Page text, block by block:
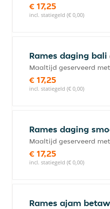
€ 17,25
incl. statiegeld (€ 0,00)
Rames daging bali
Maaltijd geserveerd
€ 17,25
incl. statiegeld (€ 0,00)
Rames daging
Maaltijd geserveerd
€ 17,25
incl. statiegeld (€ 0,00)
Rames ajam